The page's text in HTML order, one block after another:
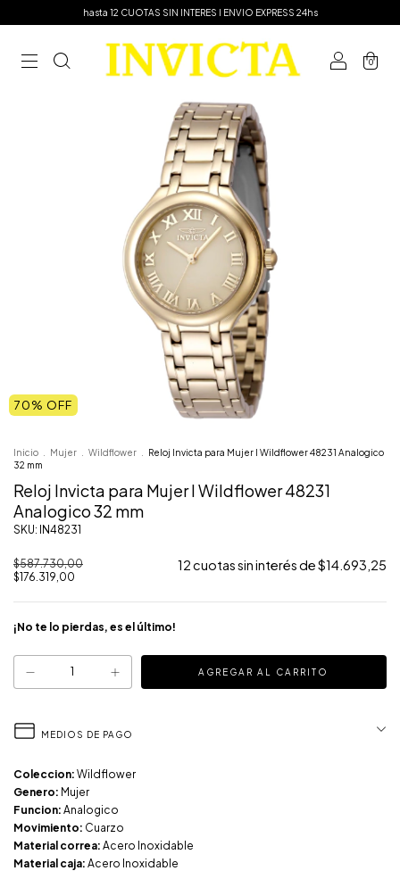
hasta 12 CUOTAS SIN INTERES I ENVIO EXPRESS 24hs
0
70% OFF
Inicio Mujer Wildflower
Reloj Invicta para Mujer I Wildflower 48231 Analogico
32 mm
Reloj Invicta para Mujer I Wildflower 48231
Analogico 32 mm
SKU: IN48231
$587.730,00
$176.319,00
12cuotas sin interés de$14.693,25
¡No te lo pierdas, es el último!
MEDIOS DE PAGO
Coleccion: Wildflower
Genero: Mujer
Funcion: Analogico
Movimiento: Cuarzo
Material correa: Acero Inoxidable
Material caja: Acero Inoxidable